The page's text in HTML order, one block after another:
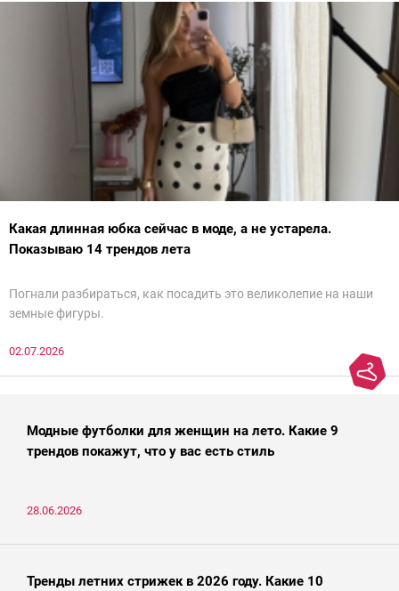
Какая длинная юбка сейчас в моде, а не устарела.
Показываю 14 трендов лета
Погнали разбираться, как посадить это великолепие на наши
земные фигуры.
02.07.2026
Модные футболки для женщин на лето. Какие 9
трендов покажут, что у вас есть стиль
28.06.2026
Тренды летних стрижек в 2026 году. Какие 10